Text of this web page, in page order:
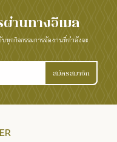
ผ่านทางอีเมล
ทุกกิจกรรมการจัดงานที่กำลังจะ
สมัครสมาชิก